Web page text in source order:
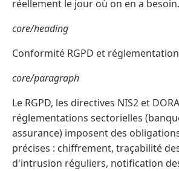
réellement le jour où on en a besoin.
core/heading
Conformité RGPD et
core/paragraph
Le RGPD, les directives NIS2 et
réglementations sectorielles
assurance) imposent des
précises : chiffrement, traçabilité
d'intrusion réguliers, notification